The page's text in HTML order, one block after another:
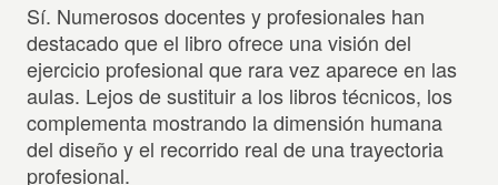
Sí. Numerosos docentes y profesionales han
destacado que el libro ofrece una visión del
ejercicio profesional que rara vez aparece en las
aulas. Lejos de sustituir a los libros técnicos, los
complementa mostrando la dimensión humana
del diseño y el recorrido real de una trayectoria
profesional.